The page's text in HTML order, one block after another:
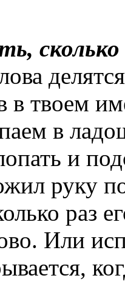
сколько
в твоем
в
и
руку
раз
Или